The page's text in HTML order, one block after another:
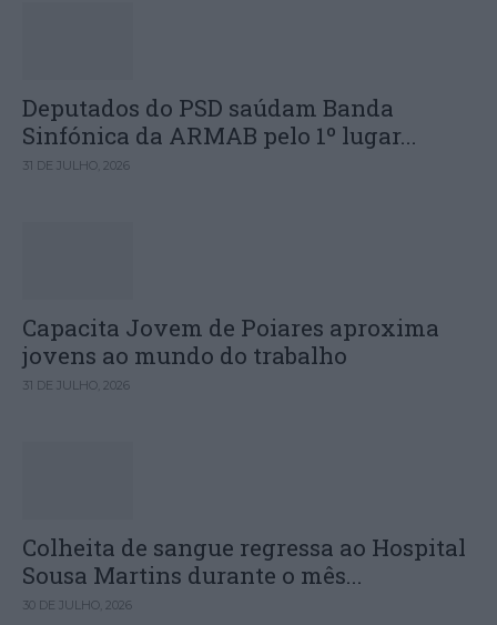
Deputados do PSD saúdam Banda
Sinfónica da ARMAB pelo 1º lugar...
31 DE JULHO, 2026
Capacita Jovem de Poiares aproxima
jovens ao mundo do trabalho
31 DE JULHO, 2026
Colheita de sangue regressa ao Hospital
Sousa Martins durante o mês...
30 DE JULHO, 2026